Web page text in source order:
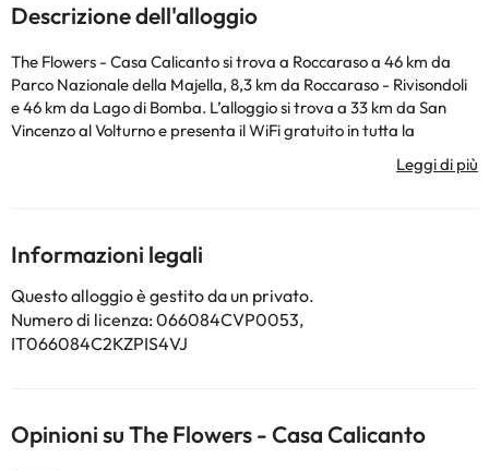
Descrizione dell'alloggio
The Flowers - Casa Calicanto si trova a Roccaraso a 46 km da
Parco Nazionale della Majella, 8,3 km da Roccaraso - Rivisondoli
e 46 km da Lago di Bomba. L’alloggio si trova a 33 km da San
Vincenzo al Volturno e presenta il WiFi gratuito in tutta la
montagna offre 2 camere da letto, un soggiorno, una TV a
asciugamani e lenzuola tra i servizi disponibili. Aeroporto di
Pescara si trova a 102 km dalla struttura.
La struttura non è disponibile per feste di addio al
nubilato/celibato o simili.
modifiche da parte della struttura. Se hai dubbi, contattaci.
Informazioni legali
Questo alloggio è gestito da un privato.
Numero di licenza: 066084CVP0053,
IT066084C2KZPIS4VJ
Opinioni su The Flowers - Casa Calicanto